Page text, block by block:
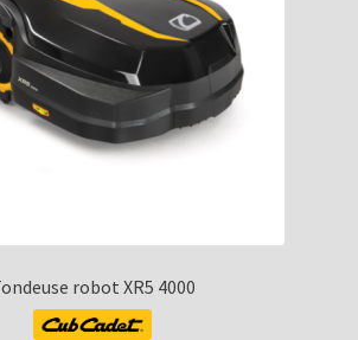
robot XR5 4000